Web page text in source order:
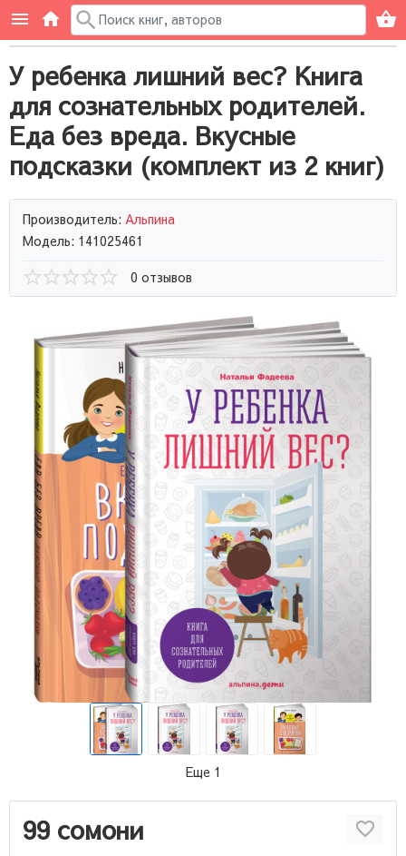
У ребенка лишний вес? Книга
для сознательных родителей.
Еда без вреда. Вкусные
подсказки (комплект из 2 книг)
Производитель: Альпина
Модель: 141025461
0 отзывов
Еще 1
99 сомони